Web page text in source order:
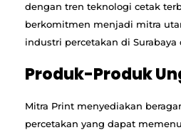
dengan tren teknologi cetak
berkomitmen menjadi mitra
industri percetakan di Surabaya
Produk-Produk
Mitra Print menyediakan
percetakan yang dapat